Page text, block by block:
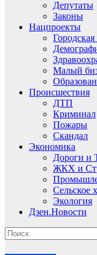
Депутаты
Законы
Нацпроекты
Городская
Малый
Происшествия
ДТП
Криминал
Пожары
Скандал
Экономика
Дороги и
ЖКХ и
Сельское
Экология
Дзен.Новости